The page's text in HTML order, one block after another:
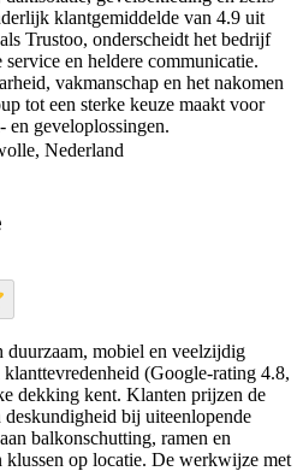
klantgemiddelde van 4.9 uit
Trustoo, onderscheidt het bedrijf
en heldere communicatie.
vakmanschap en het nakomen
tot een sterke keuze maakt voor
en geveloplossingen.
Nederland
mobiel en veelzijdig
(Google-rating 4.8,
dekking kent. Klanten prijzen de
bij uiteenlopende
balkonschutting, ramen en
klussen op locatie. De werkwijze met